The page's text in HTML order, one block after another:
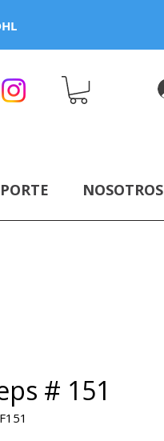
NOSOTROS
# 151